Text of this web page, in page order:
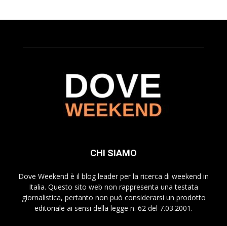
CHI SIAMO
Dove Weekend è il blog leader per la ricerca di weekend in
Italia. Questo sito web non rappresenta una testata
giornalistica, pertanto non può considerarsi un prodotto
editoriale ai sensi della legge n. 62 del 7.03.2001.